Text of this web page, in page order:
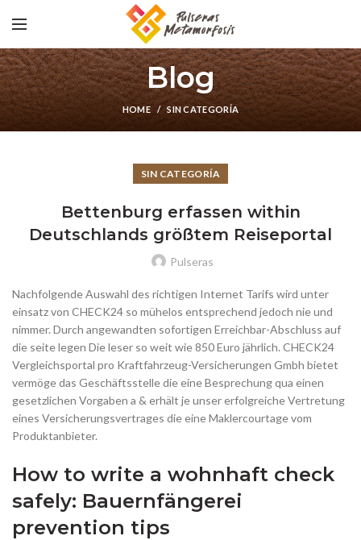
Blog
HOME SIN CATEGORÍA
SIN CATEGORÍA
Bettenburg erfassen within
Deutschlands größtem Reiseportal
Pulseras
Nachfolgende Auswahl des richtigen Internet Tarifs wird unter
einsatz von CHECK24 so mühelos entsprechend jedoch nie und
nimmer. Durch angewandten sofortigen Erreichbar-Abschluss auf
die seite legen Die leser so weit wie 850 Euro jährlich. CHECK24
Vergleichsportal pro Kraftfahrzeug-Versicherungen Gmbh bietet
vermöge das Geschäftsstelle die eine Besprechung qua einen
gesetzlichen Vorgaben a & erhält je unser erfolgreiche Vertretung
eines Versicherungsvertrages die eine Maklercourtage vom
Produktanbieter.
How to write a wohnhaft check
safely: Bauernfängerei
prevention tips